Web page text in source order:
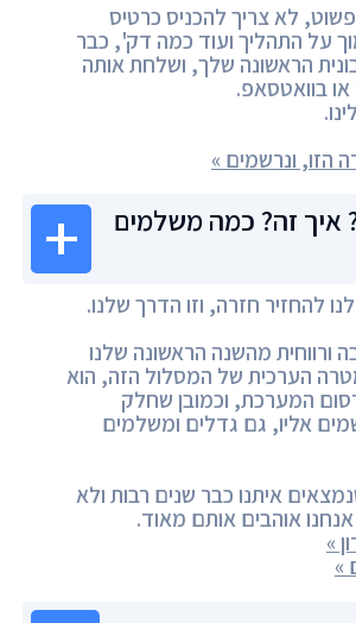
לא צריך להכניס כרטיס
על התהליך ועוד כמה דק', כבר
הראשונה שלך, ושלחת אותה
בוואטסאפ.
הזו, ונרשמים »
איך זה? כמה משלמים
להחזיר חזרה, וזו הדרך שלנו.
ורווחית מהשנה הראשונה שלנו
הערכית של המסלול הזה, הוא
המערכת, וכמובן שחלק
אליו, גם גדלים ומשלמים
איתנו כבר שנים רבות ולא
אוהבים אותם מאוד.
»
»